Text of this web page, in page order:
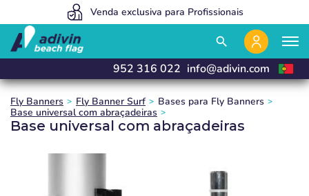
Fabricamos e entregamos em 24h
Venda exclusiva para Profissionais
Somos tão baratos porque vendemos 100% on line
search
952 316 022 info@adivin.com
Fly Banners Fly Banner Surf
Bases para Fly Banners
Base universal com abraçadeiras
Base universal com abraçadeiras